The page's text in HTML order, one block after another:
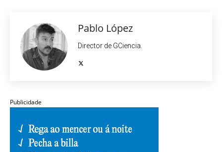
Pablo López
Director de GCiencia.
Publicidade